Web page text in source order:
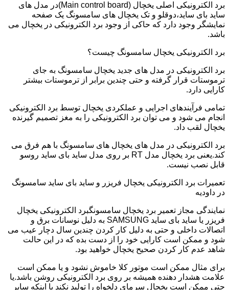
برد الکترونیکی اصلی یخچال (Main control board)در مدل های
ساید بای ساید،دوقلو و تک یخچال های سامسونگ یک صفحه
نمایشگر وجود دارد که حاکی از وجود برد الکترونیکی در یخچال می
باشد.
برد الکترونیکی یخچال سامسونگ چیست؟
برد الکترونیکی در مدل های جدید یخچال سامسونگ به جای
ترموستات قرار گرفته و حتی چندین برابر از ترموستات بیشتر
کارایی دارد.
تمامی فرآیندهای اجرایی و عملکردی یخچال توسط برد الکترونیکی
انجام می شود و می توان برد الکترونیکی را به مغز تصمیم گیرنده
یخچال لقب داد.
برد الکترونیکی در مدل های یخچال های سامسونگ با هم فرق می
کند.یعنی برد یخچال مدل RT بر روی مدل ساید بای ساید روسو
قابل نصب نیست.
تعمیرات برد الکترونیکی یخچال فریزر و ساید بای ساید سامسونگ
در داودیه
نمایندگی مجاز تعمیر برد یخچال سامسونگبرد الکترونیکی یخچال
فریزر یا ساید بای ساید SAMSUNG به دلیل نوسانات برق و
اتصالات داخلی و حتی به دلیل کار کردن چندین سال دچار عیب می
شود و ممکن است کارایی خود را از دست بده که در این حالت
شاهد عدم کار کردن صحیح یخچال خواهید بود.
برای مثال ممکن است موتور کلا خاموش نشود و یا ممکن است
علامت هشدار دهنده همیشه بر روی برد الکترونیکی روشن باشد.یا
حتی ممکن است یخچال سرمای دلخواه را تولید نکند با اینکه سایر